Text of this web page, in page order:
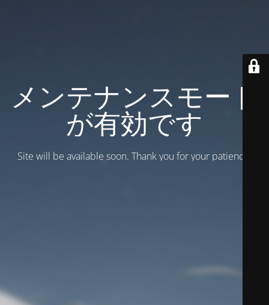
メンテナンスモード
が有効です
Site will be available soon. Thank you for your patience!